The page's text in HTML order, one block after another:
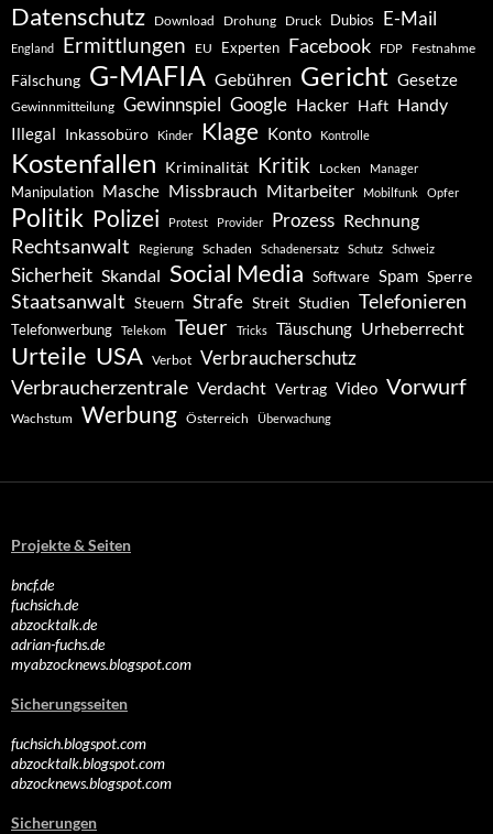
Datenschutz Download Drohung Druck Dubios E-Mail
England Ermittlungen EU Experten Facebook FDP Festnahme
Fälschung G-MAFIA Gebühren Gericht Gesetze
Gewinnmitteilung Gewinnspiel Google Hacker Haft Handy
Illegal Inkassobüro Kinder Klage Konto Kontrolle
Kostenfallen Kriminalität Kritik Locken Manager
Manipulation Masche Missbrauch Mitarbeiter Mobilfunk Opfer
Politik Polizei Protest Provider Prozess Rechnung
Rechtsanwalt Regierung Schaden Schadenersatz Schutz Schweiz
Sicherheit Skandal Social Media Software Spam Sperre
Staatsanwalt Steuern Strafe Streit Studien Telefonieren
Telefonwerbung Telekom Teuer Tricks Täuschung Urheberrecht
Urteile USA Verbot Verbraucherschutz
Verbraucherzentrale Verdacht Vertrag Video Vorwurf
Wachstum Werbung Österreich Überwachung
Projekte & Seiten
bncf.de
fuchsich.de
abzocktalk.de
adrian-fuchs.de
myabzocknews.blogspot.com
Sicherungsseiten
fuchsich.blogspot.com
abzocktalk.blogspot.com
abzocknews.blogspot.com
Sicherungen